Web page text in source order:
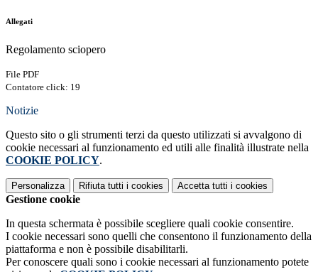
Allegati
Regolamento sciopero
File PDF
Contatore click: 19
Notizie
Questo sito o gli strumenti terzi da questo utilizzati si avvalgono di
cookie necessari al funzionamento ed utili alle finalità illustrate nella
COOKIE POLICY.
Personalizza Rifiuta tutti i cookies Accetta tutti i cookies
Gestione cookie
In questa schermata è possibile scegliere quali cookie consentire.
I cookie necessari sono quelli che consentono il funzionamento della
piattaforma e non è possibile disabilitarli.
Per conoscere quali sono i cookie necessari al funzionamento potete